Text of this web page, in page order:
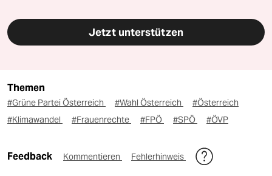
Jetzt unterstützen
Themen
#Grüne Partei Österreich #Wahl Österreich
#Österreich
#Klimawandel
#Frauenrechte #FPÖ #SPÖ #ÖVP
Feedback Kommentieren Fehlerhinweis